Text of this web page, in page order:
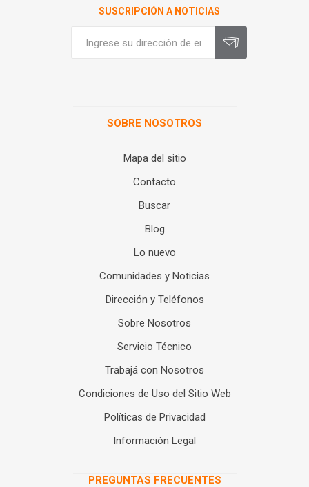
SUSCRIPCIÓN A NOTICIAS
SOBRE NOSOTROS
Mapa del sitio
Contacto
Buscar
Blog
Lo nuevo
Comunidades y Noticias
Dirección y Teléfonos
Sobre Nosotros
Servicio Técnico
Trabajá con Nosotros
Condiciones de Uso del Sitio Web
Políticas de Privacidad
Información Legal
PREGUNTAS FRECUENTES